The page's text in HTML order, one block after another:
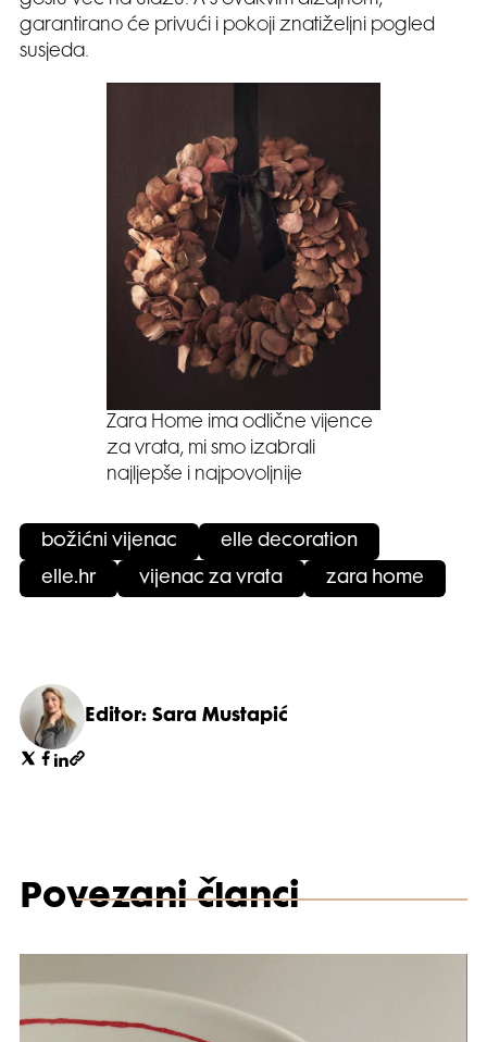
garantirano će privući i pokoji znatiželjni pogled
susjeda.
Zara Home ima odlične vijence
za vrata, mi smo izabrali
najljepše i najpovoljnije
božićni vijenac elle decoration
elle.hr vijenac za vrata zara home
Editor: Sara Mustapić
Povezani članci